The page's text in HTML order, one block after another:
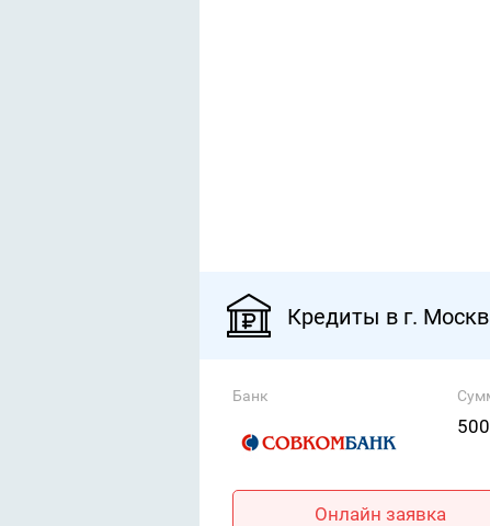
Кредиты в г.
Банк
Онлайн заявка